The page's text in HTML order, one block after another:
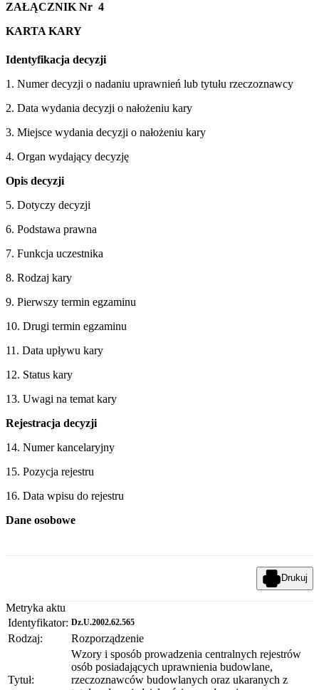
ZAŁĄCZNIK Nr 4
KARTA KARY
Identyfikacja decyzji
1. Numer decyzji o nadaniu uprawnień lub tytułu rzeczoznawcy
2. Data wydania decyzji o nałożeniu kary
3. Miejsce wydania decyzji o nałożeniu kary
4. Organ wydający decyzję
Opis decyzji
5. Dotyczy decyzji
6. Podstawa prawna
7. Funkcja uczestnika
8. Rodzaj kary
9. Pierwszy termin egzaminu
10. Drugi termin egzaminu
11. Data upływu kary
12. Status kary
13. Uwagi na temat kary
Rejestracja decyzji
14. Numer kancelaryjny
15. Pozycja rejestru
16. Data wpisu do rejestru
Dane osobowe
Drukuj
Metryka aktu
Identyfikator: Dz.U.2002.62.565
Rodzaj: Rozporządzenie
Tytuł:
Wzory i sposób prowadzenia centralnych rejestrów
osób posiadających uprawnienia budowlane,
rzeczoznawców budowlanych oraz ukaranych z